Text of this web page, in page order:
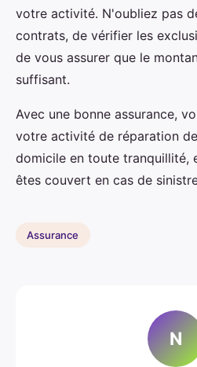
votre activité. N'oubliez pas
contrats, de vérifier les
de vous assurer que le
suffisant.
Avec une bonne assurance,
votre activité de réparation
domicile en toute tranquillité,
êtes couvert en cas de
Assurance
N